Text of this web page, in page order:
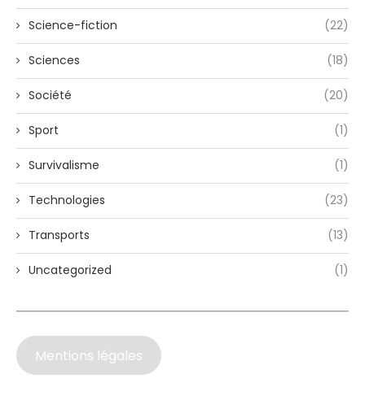
Science-fiction (22)
Sciences (18)
Société (20)
Sport (1)
Survivalisme (1)
Technologies (23)
Transports (13)
Uncategorized (1)
Mentions légales